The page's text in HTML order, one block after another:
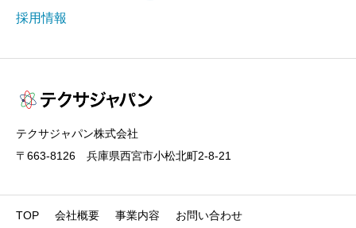
採用情報
テクサジャパン株式会社
〒663-8126 兵庫県西宮市小松北町2-8-21
TOP 会社概要 事業内容 お問い合わせ